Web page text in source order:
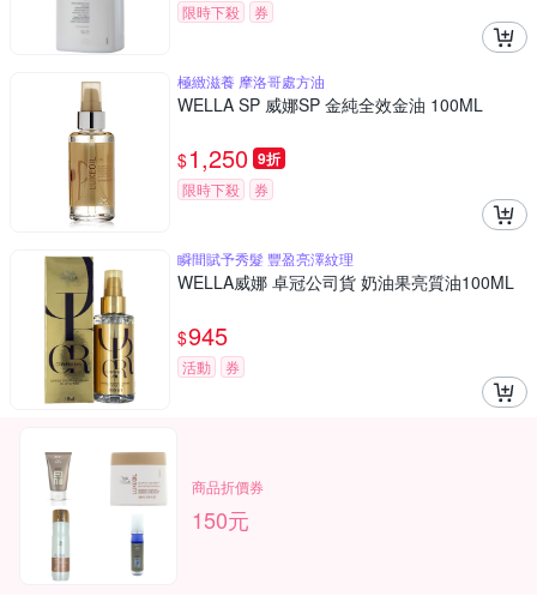
限時下殺
券
極緻滋養 摩洛哥處方油
WELLA SP 威娜SP 金純全效金油 100ML
$1,250 9折
限時下殺 券
瞬間賦予秀髮 豐盈亮澤紋理
WELLA威娜 卓冠公司貨 奶油果亮質油100ML
$945
活動 券
商品折價券
150元